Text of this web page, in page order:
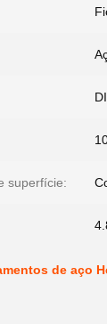
superfície:
de aço